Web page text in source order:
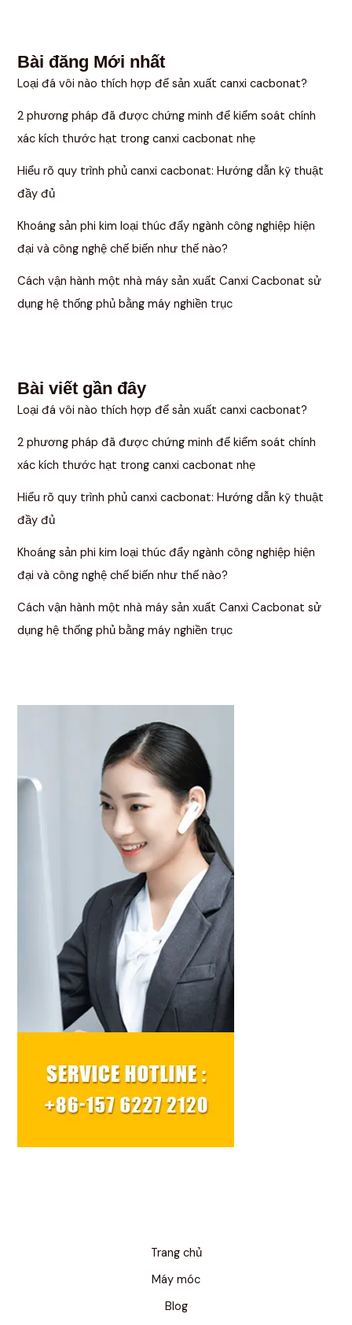
Bài đăng Mới nhất
Loại đá vôi nào thích hợp để sản xuất canxi cacbonat?
2 phương pháp đã được chứng minh để kiểm soát chính
xác kích thước hạt trong canxi cacbonat nhẹ
Hiểu rõ quy trình phủ canxi cacbonat: Hướng dẫn kỹ thuật
đầy đủ
Khoáng sản phi kim loại thúc đẩy ngành công nghiệp hiện
đại và công nghệ chế biến như thế nào?
Cách vận hành một nhà máy sản xuất Canxi Cacbonat sử
dụng hệ thống phủ bằng máy nghiền trục
Bài viết gần đây
Loại đá vôi nào thích hợp để sản xuất canxi cacbonat?
2 phương pháp đã được chứng minh để kiểm soát chính
xác kích thước hạt trong canxi cacbonat nhẹ
Hiểu rõ quy trình phủ canxi cacbonat: Hướng dẫn kỹ thuật
đầy đủ
Khoáng sản phi kim loại thúc đẩy ngành công nghiệp hiện
đại và công nghệ chế biến như thế nào?
Cách vận hành một nhà máy sản xuất Canxi Cacbonat sử
dụng hệ thống phủ bằng máy nghiền trục
Trang chủ
Máy móc
Blog